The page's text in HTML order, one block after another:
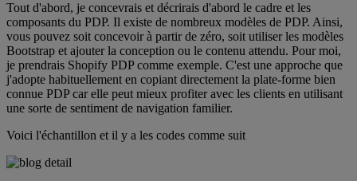
Tout d'abord, je concevrais et décrirais d'abord le cadre et les
composants du PDP. Il existe de nombreux modèles de PDP. Ainsi,
vous pouvez soit concevoir à partir de zéro, soit utiliser les modèles
Bootstrap et ajouter la conception ou le contenu attendu. Pour moi,
je prendrais Shopify PDP comme exemple. C'est une approche que
j'adopte habituellement en copiant directement la plate-forme bien
connue PDP car elle peut mieux profiter avec les clients en utilisant
une sorte de sentiment de navigation familier.
Voici l'échantillon et il y a les codes comme suit